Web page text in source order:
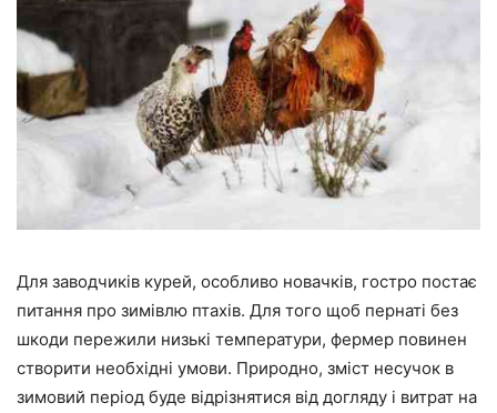
Для заводчиків курей, особливо новачків, гостро постає
питання про зимівлю птахів. Для того щоб пернаті без
шкоди пережили низькі температури, фермер повинен
створити необхідні умови. Природно, зміст несучок в
зимовий період буде відрізнятися від догляду і витрат на